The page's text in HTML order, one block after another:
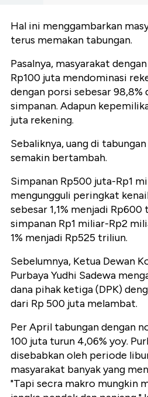
Hal ini menggambarkan
terus memakan tabungan.
Pasalnya, masyarakat
Rp100 juta mendominasi
dengan porsi sebesar
simpanan. Adapun
juta rekening.
Sebaliknya, uang di
semakin bertambah.
Simpanan Rp500 juta-Rp1
mengungguli peringkat
sebesar 1,1% menjadi
simpanan Rp1 miliar-Rp2
1% menjadi Rp525 triliun.
Sebelumnya, Ketua Dewan
Purbaya Yudhi Sadewa
dana pihak ketiga (DPK)
dari Rp 500 juta melambat.
Per April tabungan dengan
100 juta turun 4,06% yoy.
disebabkan oleh periode
masyarakat banyak yang
"Tapi secra makro mungkin